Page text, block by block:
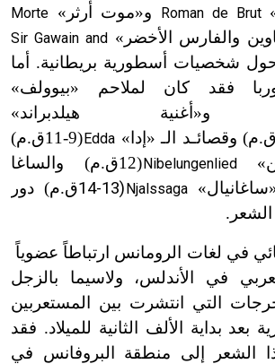
Roman de Brut و«موت أرثر» Morte
والفارس الأخضر»Sir Gawain and
شخصيات أسطورية بريطانية. أما
فقد كان لملاحم «بيوولف»
هيلدبراند»
ق.م) وقصائـد الـ«إدا» Edda
(9-11 ق.م)
»
Nibelungenlied
(12 ق.م) والساغا
Njalssaga
(13-14 ق.م) دور
في لغات الرومانس ارتباطاً عضوياً
في الأندلس، ولاسيما بالزجل
التي انتشرت بين المستعربين
بعد بداية الألف الثانية للميلاد. فقد
الشعر إلى منطقة البروفانس في